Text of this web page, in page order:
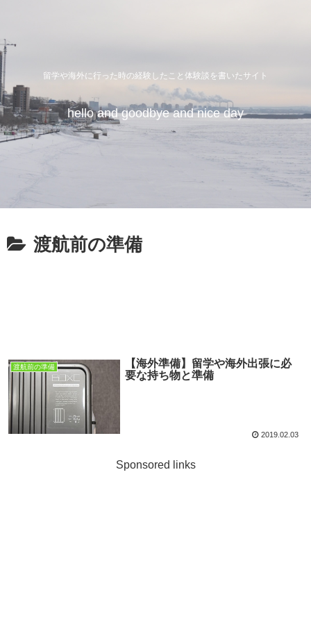
留学や海外に行った時の経験したこと体験談を書いたサイト
hello and goodbye and nice day
渡航前の準備
渡航前の準備
【海外準備】留学や海外出張に必
要な持ち物と準備
2019.02.03
Sponsored links